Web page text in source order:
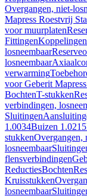
Overgangen, niet-
Mapress Roestvrij
voor muurplaten
FittingenKoppelingen
losneembaar
losneembaar
verwarming
voor Geberit
BochtenT-stukken
verbindingen,
Sluitingen
1.0034Buizen 1.0215
stukkenOvergangen,
losneembaar
flensverbindingen
ReductiesBochten
Kruisstukken
losneembaar